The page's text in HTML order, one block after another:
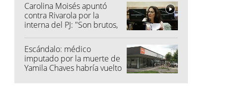
Carolina Moisés apuntó
contra Rivarola por la
interna del PJ: "Son brutos,
Escándalo: médico
imputado por la muerte de
Yamila Chaves habría vuelto